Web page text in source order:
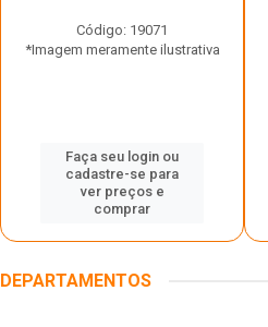
Código: 19071
*Imagem meramente ilustrativa
Faça seu login ou
cadastre-se para
ver preços e
comprar
DEPARTAMENTOS